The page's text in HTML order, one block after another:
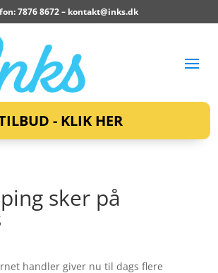
7876 8672 – kontakt@inks.dk
- KLIK HER
sker på
handler giver nu til dags flere